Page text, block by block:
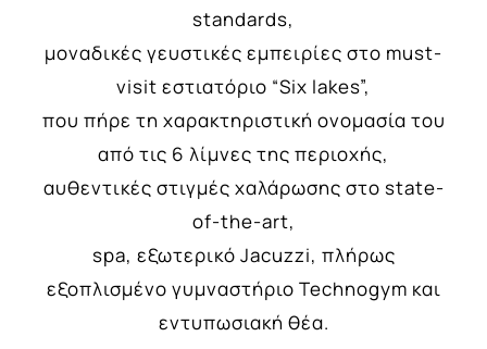
standards,
μοναδικές γευστικές εμπειρίες στο must-
visit εστιατόριο “Six lakes”,
που πήρε τη χαρακτηριστική ονομασία του
από τις 6 λίμνες της περιοχής,
αυθεντικές στιγμές χαλάρωσης στο state-
of-the-art,
spa, εξωτερικό Jacuzzi, πλήρως
εξοπλισμένο γυμναστήριο Technogym και
εντυπωσιακή θέα.